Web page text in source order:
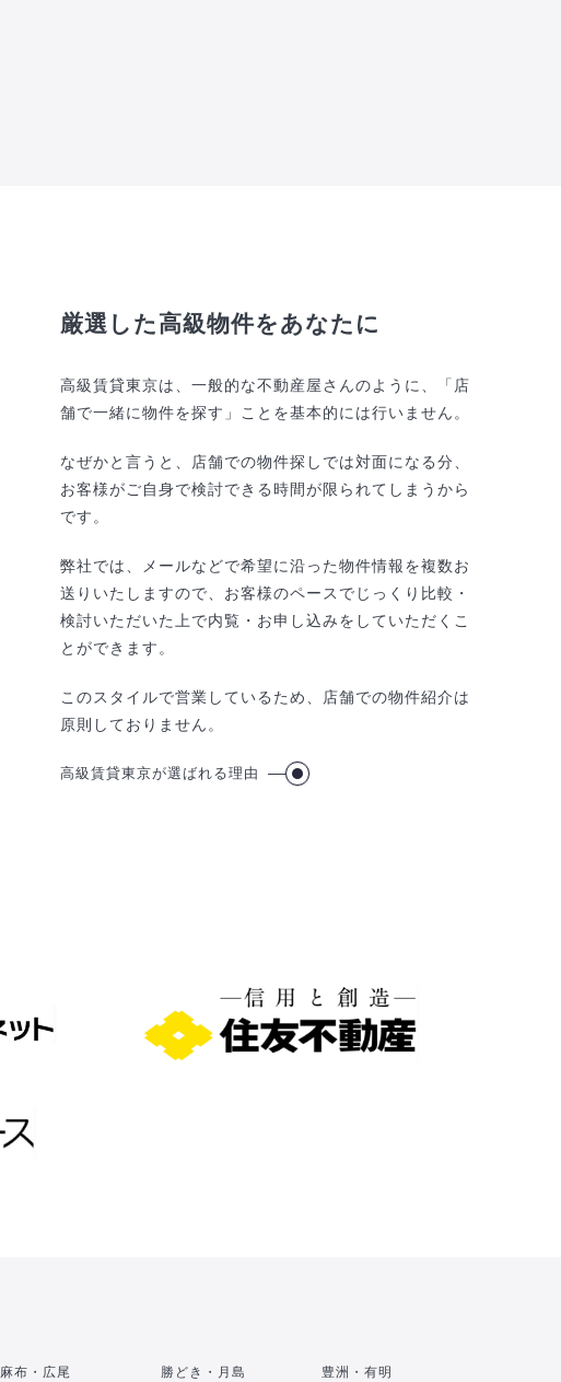
厳選した高級物件をあなたに
高級賃貸東京は、一般的な不動産屋さんのように、「店
舗で一緒に物件を探す」ことを基本的には行いません。
なぜかと言うと、店舗での物件探しでは対面になる分、
お客様がご自身で検討できる時間が限られてしまうから
です。
弊社では、メールなどで希望に沿った物件情報を複数お
送りいたしますので、お客様のペースでじっくり比較・
検討いただいた上で内覧・お申し込みをしていただくこ
とができます。
このスタイルで営業しているため、店舗での物件紹介は
原則しておりません。
高級賃貸東京が選ばれる理由
麻布・広尾 勝どき・月島 豊洲・有明